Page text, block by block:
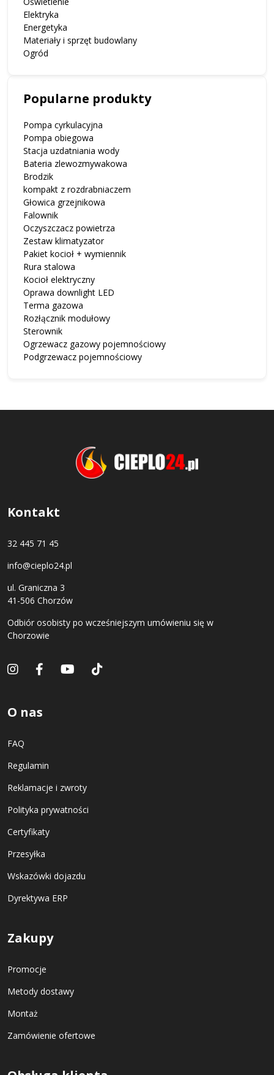
Elektryka
Energetyka
Materiały i sprzęt budowlany
Ogród
Popularne produkty
Pompa cyrkulacyjna
Pompa obiegowa
Stacja uzdatniania wody
Bateria zlewozmywakowa
Brodzik
kompakt z rozdrabniaczem
Głowica grzejnikowa
Falownik
Oczyszczacz powietrza
Zestaw klimatyzator
Pakiet kocioł + wymiennik
Rura stalowa
Kocioł elektryczny
Oprawa downlight LED
Terma gazowa
Rozłącznik modułowy
Sterownik
Ogrzewacz gazowy pojemnościowy
Podgrzewacz pojemnościowy
Kontakt
32 445 71 45
info@cieplo24.pl
ul. Graniczna 3
41-506 Chorzów
Odbiór osobisty po wcześniejszym umówieniu się w
Chorzowie
O nas
FAQ
Regulamin
Reklamacje i zwroty
Polityka prywatności
Certyfikaty
Przesyłka
Wskazówki dojazdu
Dyrektywa ERP
Zakupy
Promocje
Metody dostawy
Montaż
Zamówienie ofertowe